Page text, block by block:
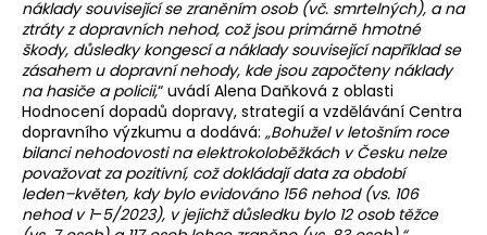
náklady související se zraněním osob (vč. smrtelných), a na
ztráty z dopravních nehod, což jsou primárně hmotné
škody, důsledky kongescí a náklady související například se
zásahem u dopravní nehody, kde jsou započteny náklady
na hasiče a policii,“ uvádí Alena Daňková z oblasti
Hodnocení dopadů dopravy, strategií a vzdělávání Centra
dopravního výzkumu a dodává: „Bohužel v letošním roce
bilanci nehodovosti na elektrokoloběžkách v Česku nelze
považovat za pozitivní, což dokládají data za období
leden–⁠⁠⁠⁠⁠⁠⁠⁠⁠⁠⁠květen, kdy bylo evidováno 156 nehod (vs. 106
nehod v 1–⁠⁠⁠⁠⁠⁠⁠⁠⁠⁠⁠5/2023), v jejichž důsledku bylo 12 osob těžce